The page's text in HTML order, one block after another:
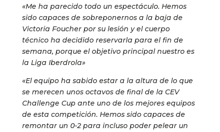
«Me ha parecido todo un espectáculo. Hemos
sido capaces de sobreponernos a la baja de
Victoria Foucher por su lesión y el cuerpo
técnico ha decidido reservarla para el fin de
semana, porque el objetivo principal nuestro es
la Liga Iberdrola»
«El equipo ha sabido estar a la altura de lo que
se merecen unos octavos de final de la CEV
Challenge Cup ante uno de los mejores equipos
de esta competición. Hemos sido capaces de
remontar un 0-2 para incluso poder pelear un